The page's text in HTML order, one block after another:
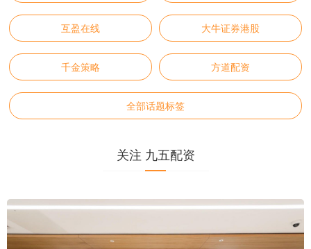
互盈在线 大牛证券港股
千金策略 方道配资
全部话题标签
关注 九五配资